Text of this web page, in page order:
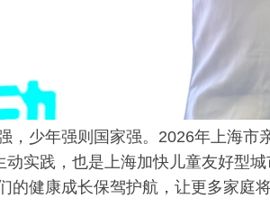
，少年强则国家强。2026年上海市
动实践，也是上海加快儿童友好型
的健康成长保驾护航，让更多家庭